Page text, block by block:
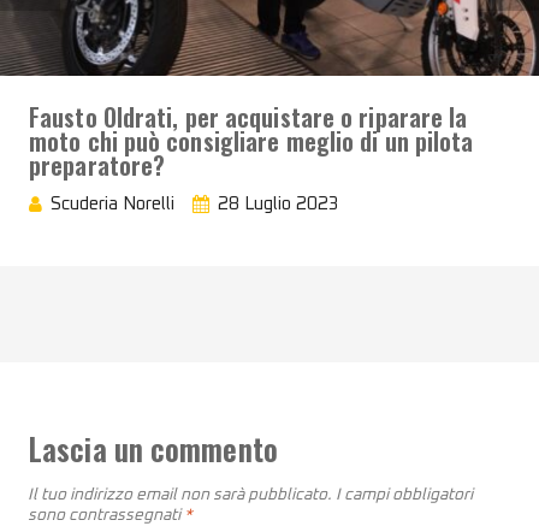
Fausto Oldrati, per acquistare o riparare la
moto chi può consigliare meglio di un pilota
preparatore?
Scuderia Norelli 28 Luglio 2023
Lascia un commento
Il tuo indirizzo email non sarà pubblicato. I campi obbligatori
sono contrassegnati *